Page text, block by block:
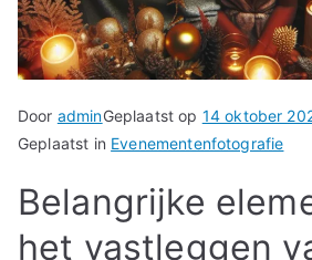
Door adminGeplaatst op 14 oktober
Geplaatst in Evenementenfotografie
Belangrijke
het vastleggen